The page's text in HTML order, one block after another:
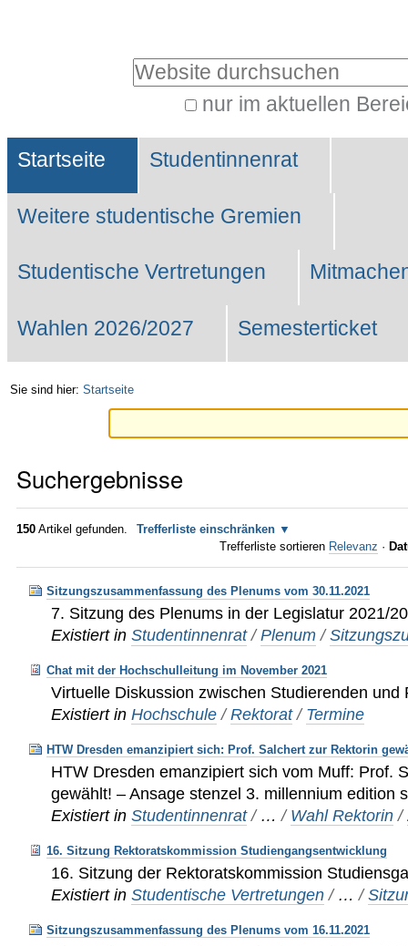
Website durchsuchen
nur im aktuellen
Suche…
Sektionen
Startseite Studentinnenrat
Weitere studentische Gremien
Studentische Vertretungen
Wahlen 2026/2027 Semesterticket
Sie sind hier: Startseite
Suchergebnisse
150 Artikel gefunden.
Trefferliste einschränken
Trefferliste sortieren Relevanz ·
Sitzungszusammenfassung des Plenums vom 30.11.2021
7. Sitzung des Plenums in der Legislatur 2021/
Existiert in Studentinnenrat /Plenum /
Chat mit der Hochschulleitung im November 2021
Virtuelle Diskussion zwischen Studierenden und
Existiert in Hochschule /Rektorat / Termine
HTW Dresden emanzipiert sich: Prof. Salchert zur Rektorin
HTW Dresden emanzipiert sich vom Muff: Prof.
gewählt! – Ansage stenzel 3. millennium edition
Existiert in Studentinnenrat / …/ Wahl Rektorin /
16. Sitzung Rektoratskommission Studiengangsentwicklung
16. Sitzung der Rektoratskommission
Existiert in Studentische Vertretungen / …/
Sitzungszusammenfassung des Plenums vom 16.11.2021